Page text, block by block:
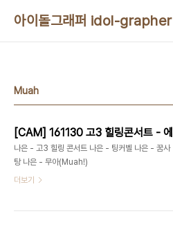
아이돌그래퍼 idol-grapher
Muah
나은 - 고3 힐링 콘서트 나은 - 팅커벨 나은 - 꿈사
탕 나은 - 무아(Muah!)
더보기